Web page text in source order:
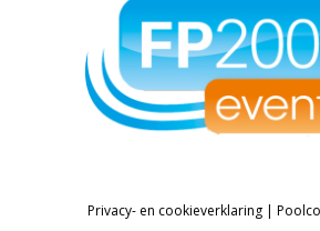
Privacy- en cookieverklaring |